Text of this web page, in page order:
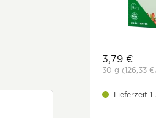
3,79 €
30 g (126,33 €
Lieferzeit